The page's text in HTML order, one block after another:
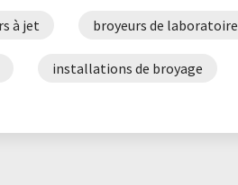
à jet broyeurs de laboratoire
installations de broyage